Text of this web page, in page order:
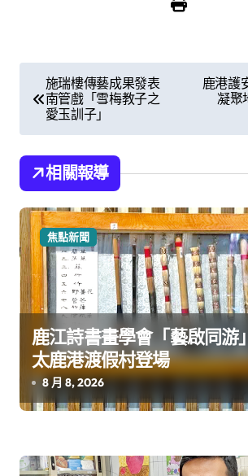
章
導
覽
施瑞樓傳藝成果發表
南管戲「雪梅教子之
愛玉訓子」
鹿港護
凝聚
相關報導
焦點新聞
鹿江詩書畫學會「藝啟同
太鹿港渡假村登場
8 月 8, 2026